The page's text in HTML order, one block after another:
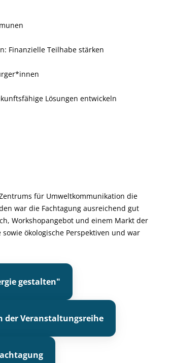
Finanzielle Teilhabe stärken
Lösungen entwickeln
für Umweltkommunikation die
war die Fachtagung ausreichend gut
Workshopangebot und einem Markt der
ökologische Perspektiven und war
gestalten"
der Veranstaltungsreihe